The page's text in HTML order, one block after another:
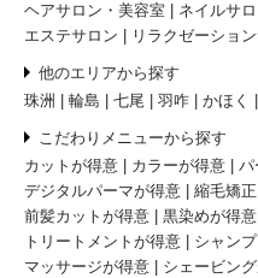
ヘアサロン・美容室
ネイルサ
エステサロン
リラクゼーショ
他のエリアから探す
珠洲
輪島 七尾 羽咋 かほく
こだわりメニューから探す
カットが得意
カラーが得意 パ
デジタルパーマが得意
縮毛矯
前髪カットが得意
黒染めが得意
トリートメントが得意
シャン
マッサージが得意
シェービン